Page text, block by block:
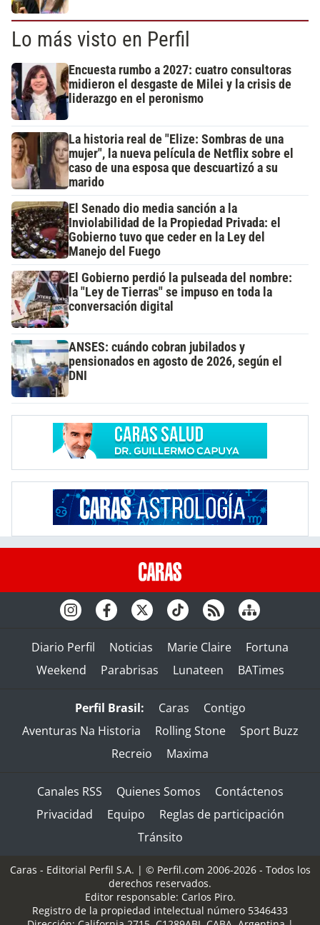
Lo más visto en Perfil
Encuesta rumbo a 2027: cuatro consultoras
midieron el desgaste de Milei y la crisis de
liderazgo en el peronismo
La historia real de "Elize: Sombras de una
mujer", la nueva película de Netflix sobre el
caso de una esposa que descuartizó a su
marido
El Senado dio media sanción a la
Inviolabilidad de la Propiedad Privada: el
Gobierno tuvo que ceder en la Ley del
Manejo del Fuego
El Gobierno perdió la pulseada del nombre:
la "Ley de Tierras" se impuso en toda la
conversación digital
ANSES: cuándo cobran jubilados y
pensionados en agosto de 2026, según el
DNI
Diario Perfil Noticias Marie Claire
Fortuna
Weekend
Parabrisas Lunateen BATimes
Perfil Brasil: Caras
Contigo
Aventuras Na Historia
Rolling Stone
Sport Buzz
Recreio
Maxima
Canales RSS Quienes Somos
Contáctenos
Privacidad
Equipo
Reglas de participación
Tránsito
Caras - Editorial Perfil S.A. | © Perfil.com 2006-2026 - Todos los
derechos reservados.
Editor responsable: Carlos Piro.
Registro de la propiedad intelectual número 5346433